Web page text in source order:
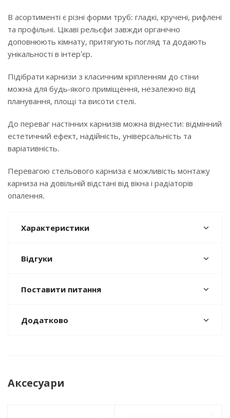
В асортименті є різні форми труб: гладкі, кручені, рифлені
та профільні. Цікаві рельєфи завжди органічно
доповнюють кімнату, притягують погляд та додають
унікальності в інтер'єр.
Підібрати карнизи з класичним кріпленням до стіни
можна для будь-якого приміщення, незалежно від
планування, площі та висоти стелі.
До переваг настінних карнизів можна віднести: відмінний
естетичний ефект, надійність, універсальність та
варіативність.
Перевагою стельового карниза є можливість монтажу
карниза на довільній відстані від вікна і радіаторів
опалення.
Характеристики
Відгуки
Поставити питання
Додатково
Аксесуари